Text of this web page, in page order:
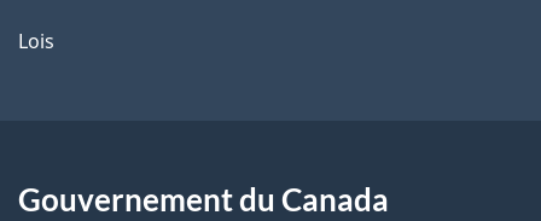
Lois
Gouvernement du Canada